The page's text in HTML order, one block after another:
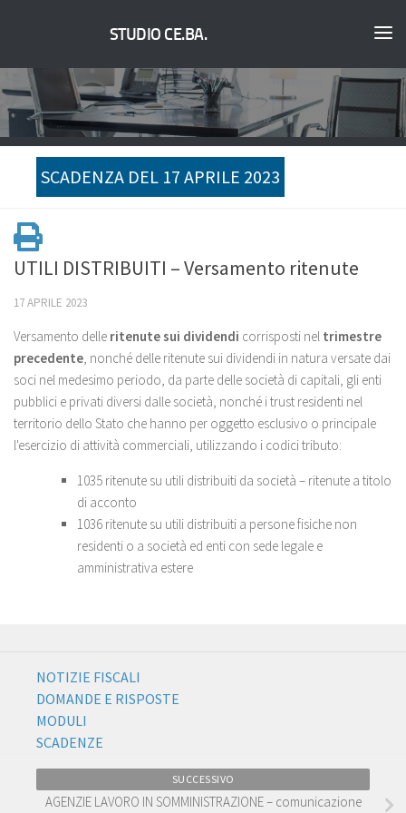
STUDIO CE.BA.
SCADENZA DEL 17 APRILE 2023
UTILI DISTRIBUITI – Versamento ritenute
17 APRILE 2023
Versamento delle ritenute sui dividendi corrisposti nel trimestre
precedente, nonché delle ritenute sui dividendi in natura versate dai
soci nel medesimo periodo, da parte delle società di capitali, gli enti
pubblici e privati diversi dalle società, nonché i trust residenti nel
territorio dello Stato che hanno per oggetto esclusivo o principale
l'esercizio di attività commerciali, utilizzando i codici tributo:
1035 ritenute su utili distribuiti da società – ritenute a titolo
di acconto
1036 ritenute su utili distribuiti a persone fisiche non
residenti o a società ed enti con sede legale e
amministrativa estere
NOTIZIE FISCALI
DOMANDE E RISPOSTE
MODULI
SCADENZE
SUCCESSIVO
AGENZIE LAVORO IN SOMMINISTRAZIONE – comunicazione